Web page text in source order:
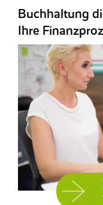
Buchhaltung
Ihre